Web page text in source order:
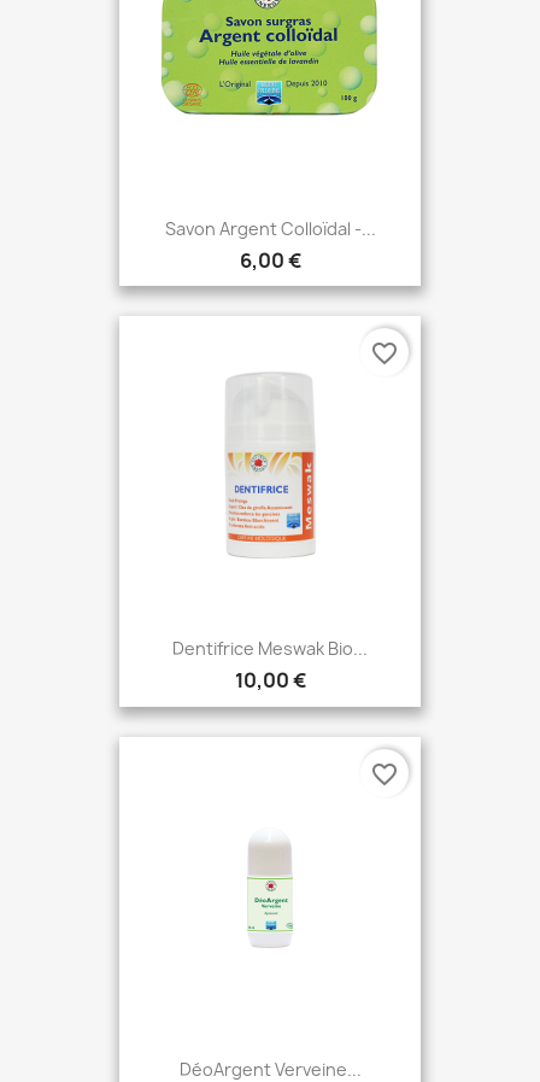
Savon Argent Colloïdal -...
6,00 €
Dentifrice Meswak Bio...
10,00 €
favorite_border
DéoArgent Verveine...
favorite_border